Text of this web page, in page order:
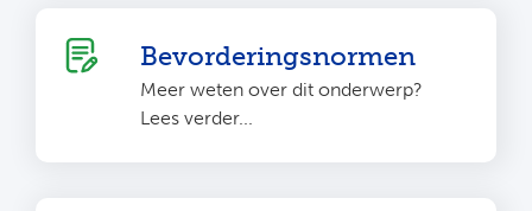
Bevorderingsnormen
Meer weten over dit onderwerp?
Lees verder...